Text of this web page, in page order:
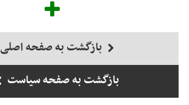
بازگشت به صفحه اصلی
بازگشت به صفحه سیاست